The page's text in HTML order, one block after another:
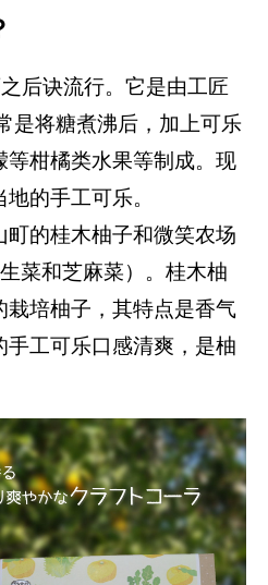
后诀流行。它是由工匠
是将糖煮沸后，加上可乐
等柑橘类水果等制成。现
的手工可乐。
的桂木柚子和微笑农场
菜和芝麻菜）。桂木柚
栽培柚子，其特点是香气
工可乐口感清爽，是柚